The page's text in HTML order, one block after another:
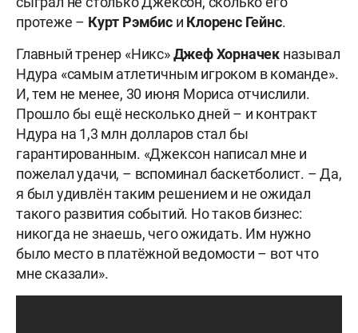
протеже – Курт Рэмбиси Клоренс Гейнс.
Главный тренер «Никс»Джеф Хорначек называл
Ндура «самым атлетичным игроком в команде».
И, тем не менее, 30 июня Мориса отчислили.
Прошло бы ещё несколько дней – и контракт
Ндура на 1,3 млн долларов стал бы
гарантированным. «Джексон написал мне и
пожелал удачи, – вспоминал баскетболист. – Да,
я был удивлён таким решением и не ожидал
такого развития событий. Но таков бизнес:
никогда не знаешь, чего ожидать. Им нужно
было место в платёжной ведомости – вот что
мне сказали».